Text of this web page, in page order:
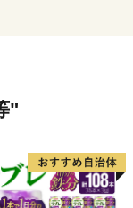
団体です。
らせ
"